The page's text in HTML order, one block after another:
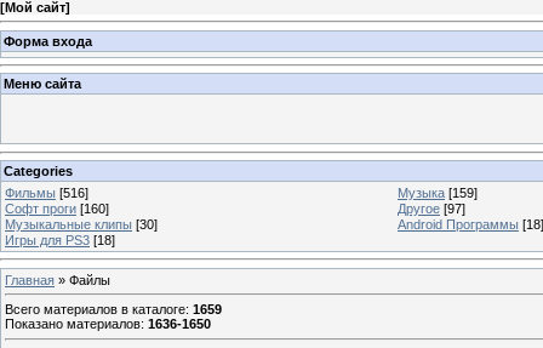
[Мой сайт]
Форма входа
Меню сайта
Categories
Фильмы [516] Музыка [159]
Софт проги [160] Другое [97]
Музыкальные клипы [30] Аndroid Программы [18]
Игры для PS3 [18]
Главная » Файлы
Всего материалов в каталоге: 1659
Показано материалов: 1636-1650